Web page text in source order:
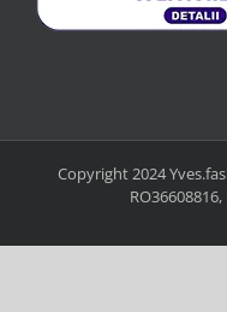
Copyright 2024